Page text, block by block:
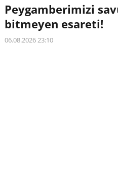
Peygamberimizi
bitmeyen esareti!
06.08.2026 23:10